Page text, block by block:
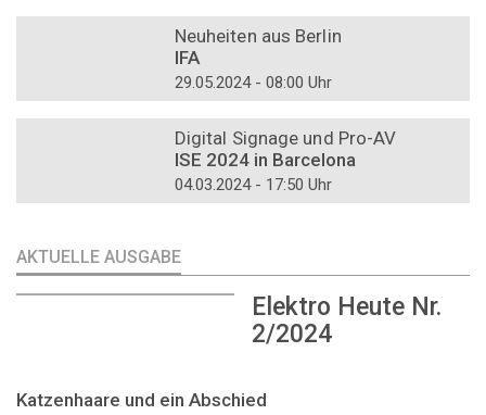
Neuheiten aus Berlin
IFA
29.05.2024 - 08:00 Uhr
Digital Signage und Pro-AV
ISE 2024 in Barcelona
04.03.2024 - 17:50 Uhr
AKTUELLE AUSGABE
Elektro Heute Nr.
2/2024
Katzenhaare und ein Abschied